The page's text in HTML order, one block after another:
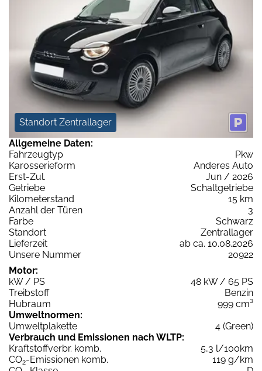
Standort Zentrallager
Allgemeine Daten:
Fahrzeugtyp
Pkw
Karosserieform
Anderes Auto
Erst-Zul.
Jun / 2026
Getriebe
Schaltgetriebe
Kilometerstand
15 km
Anzahl der Türen
3
Farbe
Schwarz
Standort
Zentrallager
Lieferzeit
ab ca. 10.08.2026
Unsere Nummer
20922
Motor:
kW / PS
48 kW / 65 PS
Treibstoff
Benzin
Hubraum
999 cm³
Umweltnormen:
Umweltplakette
4 (Green)
Verbrauch und Emissionen nach WLTP:
Kraftstoffverbr. komb.
5,3 l/100km
CO2-Emissionen komb.
119 g/km